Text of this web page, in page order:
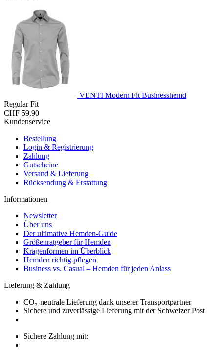
VENTI Modern Fit Businesshemd
Regular Fit
CHF 59.90
Kundenservice
Bestellung
Login & Registrierung
Zahlung
Gutscheine
Versand & Lieferung
Rücksendung & Erstattung
Informationen
Newsletter
Über uns
Der ultimative Hemden-Guide
Größenratgeber für Hemden
Kragenformen im Überblick
Hemden richtig pflegen
Business vs. Casual – Hemden für jeden Anlass
Lieferung & Zahlung
CO₂-neutrale Lieferung dank unserer Transportpartner
Sichere und zuverlässige Lieferung mit der Schweizer Post
Sichere Zahlung mit: